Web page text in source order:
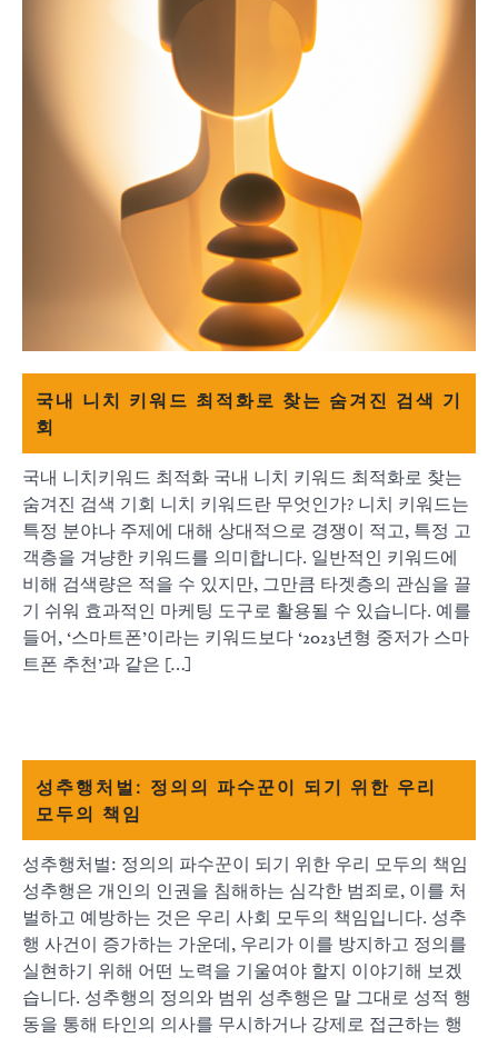
국내 니치 키워드 최적화로 찾는 숨겨진 검색 기
회
국내 니치키워드 최적화 국내 니치 키워드 최적화로 찾는
숨겨진 검색 기회 니치 키워드란 무엇인가? 니치 키워드는
특정 분야나 주제에 대해 상대적으로 경쟁이 적고, 특정 고
객층을 겨냥한 키워드를 의미합니다. 일반적인 키워드에
비해 검색량은 적을 수 있지만, 그만큼 타겟층의 관심을 끌
기 쉬워 효과적인 마케팅 도구로 활용될 수 있습니다. 예를
들어, ‘스마트폰’이라는 키워드보다 ‘2023년형 중저가 스마
트폰 추천’과 같은 […]
성추행처벌: 정의의 파수꾼이 되기 위한 우리
모두의 책임
성추행처벌: 정의의 파수꾼이 되기 위한 우리 모두의 책임
성추행은 개인의 인권을 침해하는 심각한 범죄로, 이를 처
벌하고 예방하는 것은 우리 사회 모두의 책임입니다. 성추
행 사건이 증가하는 가운데, 우리가 이를 방지하고 정의를
실현하기 위해 어떤 노력을 기울여야 할지 이야기해 보겠
습니다. 성추행의 정의와 범위 성추행은 말 그대로 성적 행
동을 통해 타인의 의사를 무시하거나 강제로 접근하는 행